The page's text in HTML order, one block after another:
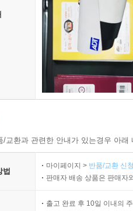
교환과 관련한 안내가 있는경우 아
법
마이페이지 > 반품/교환 신
판매자 배송 상품은 판매자
출고 완료 후 10일 이내의